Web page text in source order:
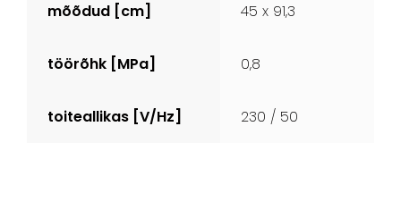
mõõdud [cm] 45 x 91,3
töörõhk [MPa] 0,8
toiteallikas [V/Hz] 230 / 50